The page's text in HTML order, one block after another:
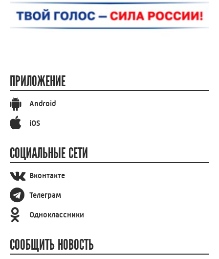
ПРИЛОЖЕНИЕ
Android
iOS
СОЦИАЛЬНЫЕ СЕТИ
Вконтакте
Телеграм
Одноклассники
СООБЩИТЬ НОВОСТЬ